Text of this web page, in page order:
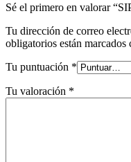
Sé el primero en valorar
Tu dirección de correo
obligatorios están marcados
Tu puntuación *
Tu valoración *